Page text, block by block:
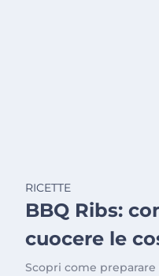
RICETTE
BBQ Ribs:
cuocere le
Scopri come